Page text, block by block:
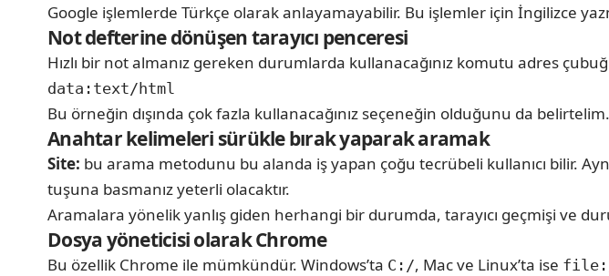
Google işlemlerde Türkçe olarak anlayamayabilir. Bu işlemler için İngilizce
Not defterine dönüşen tarayıcı penceresi
Hızlı bir not almanız gereken durumlarda kullanacağınız komutu adres
data:text/html
Bu örneğin dışında çok fazla kullanacağınız seçeneğin olduğunu da belirtelim.
Anahtar kelimeleri sürükle bırak yaparak aramak
Site: bu arama metodunu bu alanda iş yapan çoğu tecrübeli kullanıcı bilir.
tuşuna basmanız yeterli olacaktır.
Aramalara yönelik yanlış giden herhangi bir durumda, tarayıcı geçmişi ve
Dosya yöneticisi olarak Chrome
Bu özellik Chrome ile mümkündür. Windows’ta C:/, Mac ve Linux’ta ise